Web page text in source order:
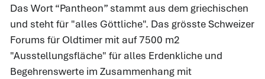
Das Wort “Pantheon” stammt aus dem griechischen
und steht für "alles Göttliche". Das grösste Schweizer
Forums für Oldtimer mit auf 7500 m2
"Ausstellungsfläche" für alles Erdenkliche und
Begehrenswerte im Zusammenhang mit